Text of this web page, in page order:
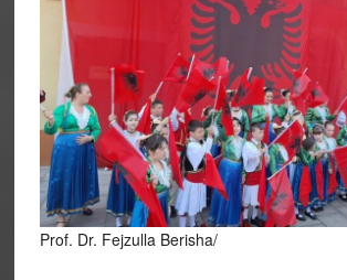
Prof. Dr. Fejzulla Berisha/